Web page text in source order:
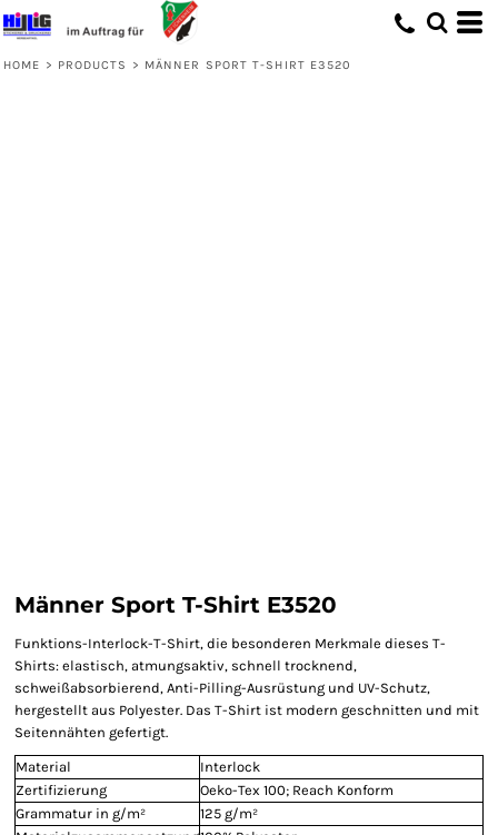
HOME > PRODUCTS > MÄNNER SPORT T-SHIRT E3520
Männer Sport T-Shirt E3520
Funktions-Interlock-T-Shirt, die besonderen Merkmale dieses T-
Shirts: elastisch, atmungsaktiv, schnell trocknend,
schweißabsorbierend, Anti-Pilling-Ausrüstung und UV-Schutz,
hergestellt aus Polyester. Das T-Shirt ist modern geschnitten und mit
Seitennähten gefertigt.
Material
Interlock
Zertifizierung
Oeko-Tex 100; Reach Konform
Grammatur in g/m²
125 g/m²